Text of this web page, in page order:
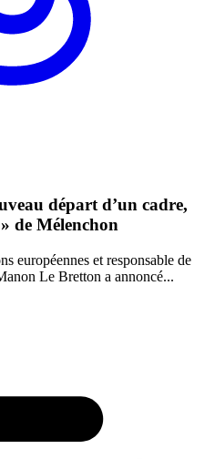
départ d’un cadre,
de Mélenchon
européennes et responsable de
Le Bretton a annoncé...